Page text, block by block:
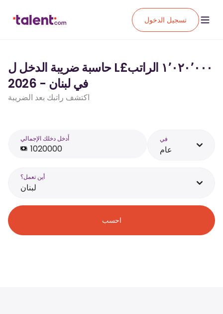
تسجيل الدخول
حاسبة ضريبة الدخل ل L£‏١٬٠٢٠٬٠٠٠ الراتب
في لبنان - 2026
اكتشف راتبك بعد الضريبة
أَدخل دخلك الإجمالي في
عام
أين تعمل؟
لبنان
احسب